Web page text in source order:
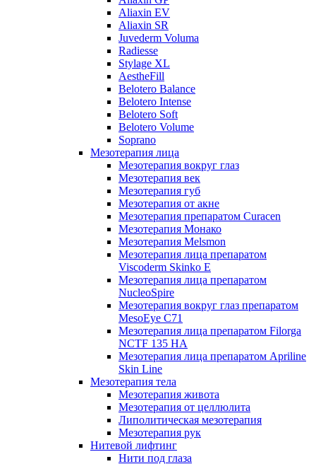
Aliaxin EV
Aliaxin SR
Juvederm Voluma
Radiesse
Stylage XL
AestheFill
Belotero Balance
Belotero Intense
Belotero Soft
Belotero Volume
Soprano
Мезотерапия лица
Мезотерапия вокруг глаз
Мезотерапия век
Мезотерапия губ
Мезотерапия от акне
Мезотерапия препаратом Curacen
Мезотерапия Монако
Мезотерапия Melsmon
Мезотерапия лица препаратом
Viscoderm Skinko E
Мезотерапия лица препаратом
NucleoSpire
Мезотерапия вокруг глаз препаратом
MesoEye С71
Мезотерапия лица препаратом Filorga
NCTF 135 HA
Мезотерапия лица препаратом Apriline
Skin Line
Мезотерапия тела
Мезотерапия живота
Мезотерапия от целлюлита
Липолитическая мезотерапия
Мезотерапия рук
Нитевой лифтинг
Нити под глаза